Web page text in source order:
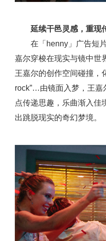
延续干邑灵感，重现
在「henny」广告短
嘉尔穿梭在现实与镜中世
王嘉尔的创作空间碰撞，
rock”…由镜面入梦，王嘉
点传递思趣，乐曲渐入佳
出跳脱现实的奇幻梦境。